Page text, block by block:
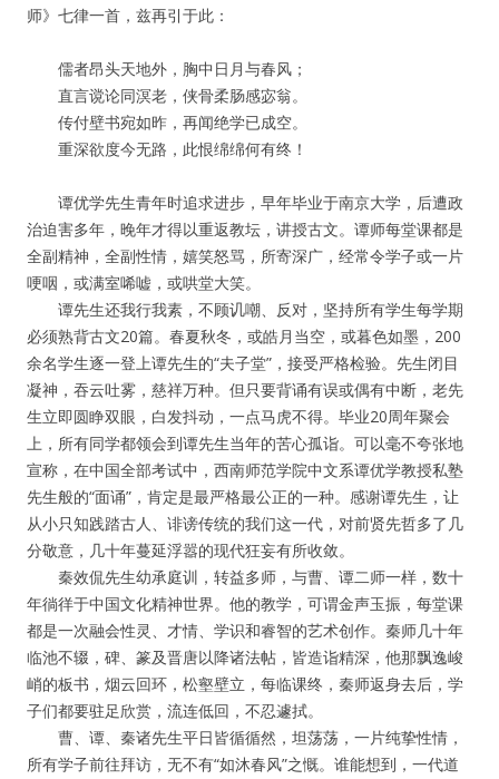
师》七律一首，兹再引于此：
儒者昂头天地外，胸中日月与春风；
直言谠论同溟老，侠骨柔肠感宓翁。
传付壁书宛如昨，再闻绝学已成空。
重深欲度今无路，此恨绵绵何有终！
谭优学先生青年时追求进步，早年毕业于南京大学，后遭政
治迫害多年，晚年才得以重返教坛，讲授古文。谭师每堂课都是
全副精神，全副性情，嬉笑怒骂，所寄深广，经常令学子或一片
哽咽，或满室唏嘘，或哄堂大笑。
谭先生还我行我素，不顾讥嘲、反对，坚持所有学生每学期
必须熟背古文20篇。春夏秋冬，或皓月当空，或暮色如墨，200
余名学生逐一登上谭先生的“夫子堂”，接受严格检验。先生闭目
凝神，吞云吐雾，慈祥万种。但只要背诵有误或偶有中断，老先
生立即圆睁双眼，白发抖动，一点马虎不得。毕业20周年聚会
上，所有同学都领会到谭先生当年的苦心孤诣。可以毫不夸张地
宣称，在中国全部考试中，西南师范学院中文系谭优学教授私塾
先生般的“面诵”，肯定是最严格最公正的一种。感谢谭先生，让
从小只知践踏古人、诽谤传统的我们这一代，对前贤先哲多了几
分敬意，几十年蔓延浮嚣的现代狂妄有所收敛。
秦效侃先生幼承庭训，转益多师，与曹、谭二师一样，数十
年徜徉于中国文化精神世界。他的教学，可谓金声玉振，每堂课
都是一次融会性灵、才情、学识和睿智的艺术创作。秦师几十年
临池不辍，碑、篆及晋唐以降诸法帖，皆造诣精深，他那飘逸峻
峭的板书，烟云回环，松壑壁立，每临课终，秦师返身去后，学
子们都要驻足欣赏，流连低回，不忍遽拭。
曹、谭、秦诸先生平日皆循循然，坦荡荡，一片纯挚性情，
所有学子前往拜访，无不有“如沐春风”之慨。谁能想到，一代道